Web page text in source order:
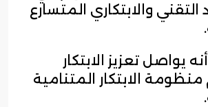
والابتكاري المتسارع
يواصل تعزيز الابتكار
منظومة الابتكار المتنامية